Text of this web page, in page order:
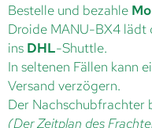
Bestelle und bezahle
Droide MANU-BX4 lädt
ins DHL-Shuttle.
In seltenen Fällen kann
Versand verzögern.
Der Nachschubfrachter
(Der Zeitplan des